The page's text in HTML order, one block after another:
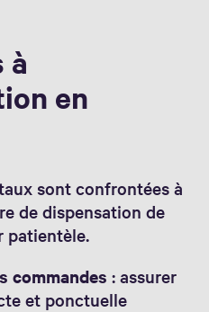
à
en
sont confrontées à
de dispensation de
patientèle.
commandes : assurer
et ponctuelle